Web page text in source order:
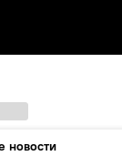
новости